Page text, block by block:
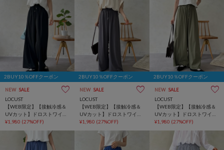
2BUY10％OFFクーポン
NEW SALE
LOCUST
【WEB限定】【接触冷感＆
UVカット】ドロストワイド
パンツ
¥1,980 (27%OFF)
2BUY10％OFFクーポン
NEW SALE
LOCUST
【WEB限定】【接触冷感＆
UVカット】ドロストワイド
パンツ
¥1,980 (27%OFF)
2BUY10％OFFクーポン
NEW SALE
LOCUST
【WEB限定】【接触冷感＆
UVカット】ドロストワイド
パンツ
¥1,980 (27%OFF)